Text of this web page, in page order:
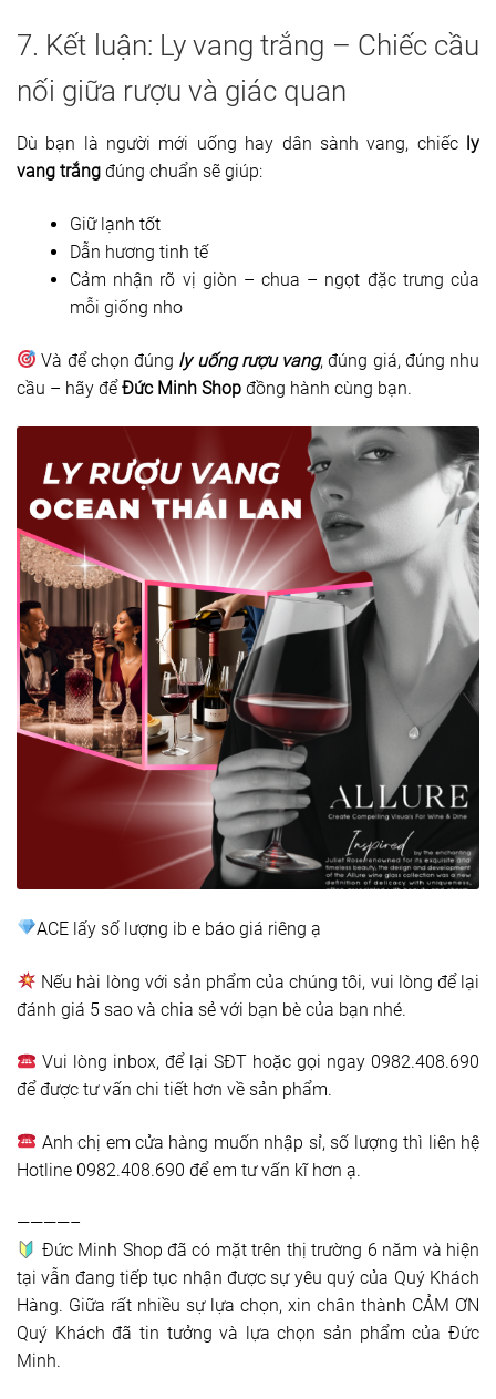
7. Kết luận: Ly vang trắng – Chiếc cầu
nối giữa rượu và giác quan
Dù bạn là người mới uống hay dân sành vang, chiếc ly
vang trắng đúng chuẩn sẽ giúp:
Giữ lạnh tốt
Dẫn hương tinh tế
Cảm nhận rõ vị giòn – chua – ngọt đặc trưng của
mỗi giống nho
Và để chọn đúng ly uống rượu vang, đúng giá, đúng nhu
cầu – hãy đểĐức Minh Shop đồng hành cùng bạn.
ACE lấy số lượng ib e báo giá riêng ạ
Nếu hài lòng với sản phẩm của chúng tôi, vui lòng để lại
đánh giá 5 sao và chia sẻ với bạn bè của bạn nhé.
Vui lòng inbox, để lại SĐT hoặc gọi ngay 0982.408.690
để được tư vấn chi tiết hơn về sản phẩm.
Anh chị em cửa hàng muốn nhập sỉ, số lượng thì liên hệ
Hotline 0982.408.690 để em tư vấn kĩ hơn ạ.
————–
Đức Minh Shop đã có mặt trên thị trường 6 năm và hiện
tại vẫn đang tiếp tục nhận được sự yêu quý của Quý Khách
Hàng. Giữa rất nhiều sự lựa chọn, xin chân thành CẢM ƠN
Quý Khách đã tin tưởng và lựa chọn sản phẩm của Đức
Minh.